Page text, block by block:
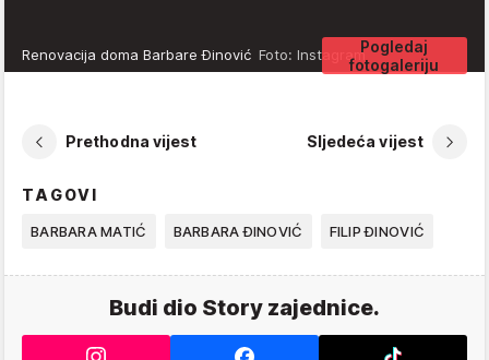
Pogledaj
fotogaleriju
Renovacija doma Barbare Đinović Foto: Instagram
Prethodna vijest Sljedeća vijest
TAGOVI
BARBARA MATIĆ BARBARA ĐINOVIĆ FILIP ĐINOVIĆ
Budi dio Story zajednice.